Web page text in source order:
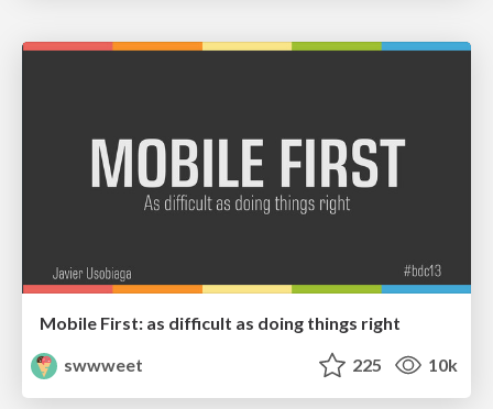
Mobile First: as difficult as doing things right
swwweet
225 10k